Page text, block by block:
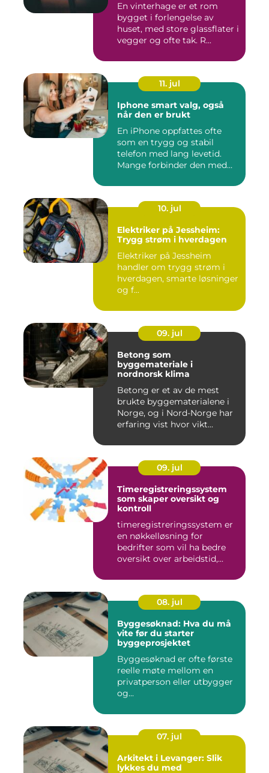
En vinterhage er et rom
bygget i forlengelse av
huset, med store glassflater i
vegger og ofte tak. R...
11. jul
Iphone smart valg, også
når den er brukt
En iPhone oppfattes ofte
som en trygg og stabil
telefon med lang levetid.
Mange forbinder den med
10. jul
Elektriker på Jessheim:
Trygg strøm i hverdagen
Elektriker på Jessheim
handler om trygg strøm i
hverdagen, smarte løsninger
og f...
09. jul
Betong som
byggemateriale i
nordnorsk klima
Betong er et av de mest
brukte byggematerialene i
Norge, og i Nord-Norge har
erfaring vist hvor vikt...
09. jul
Timeregistreringssystem
som skaper oversikt og
kontroll
timeregistreringssystem er
en nøkkelløsning for
bedrifter som vil ha bedre
oversikt over arbeidstid,...
08. jul
Byggesøknad: Hva du må
vite før du starter
byggeprosjektet
Byggesøknad er ofte første
reelle møte mellom en
privatperson eller utbygger
og...
07. jul
Arkitekt i Levanger: Slik
lykkes du med